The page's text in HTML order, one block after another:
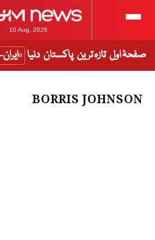
10 Aug, 2026
صفحۂ اول تازہ ترین پاکستان دنیا
BORRIS JOHNSON